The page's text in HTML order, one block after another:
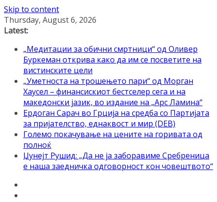
Skip to content
Thursday, August 6, 2026
Latest:
„Медитации за обични смртници“ од Оливер
Буркеман открива како да им се посветите на
вистинските цели
„Уметноста на трошењето пари“ од Морган
Хаусел – финансискиот бестселер сега и на
македонски јазик, во издание на „Арс Ламина“
Ердоган Сарач во Грција на средба со Партијата
за пријателство, еднаквост и мир (DEB)
Големо покачување на цените на горивата од
полноќ
Џунејт Рушид: „Да не ја заборавиме Сребреница
е наша заедничка одговорност кон човештвото“